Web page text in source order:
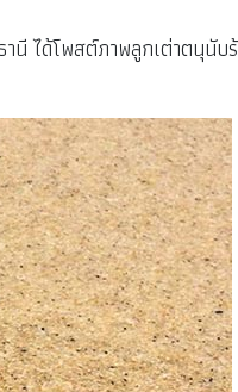
นี ได้โพสต์ภาพลูกเต่าตนุนั